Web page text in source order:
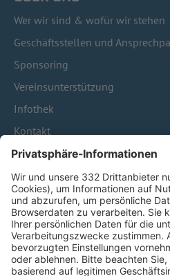
Wer wir sind & wofür wir stehen
Geschäftsstellen und
Sponsoring
Vereinsunterstützung
Infothek
Kontakt
HÄUFIG BESUCHTE
Pässe und Vereinswechsel
Trainerausbildung
Schulungsangebot
BFV-Geschäftsstellen